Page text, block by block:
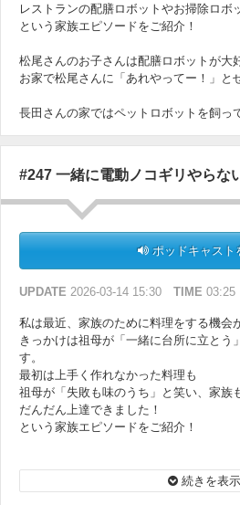
レストランの配膳ロボットやお掃除ロボ
という家族エピソードをご紹介！
松尾さんのお子さんは配膳ロボットが大
お家で松尾さんに「あれやってー！」と
長田さんの家ではペットロボットを飼っ
#247 一緒に電動ノコギリやらな
ポッドキャスト
UPDATE 2026-03-14 15:30 TIME 03:25
私は最近、家族のために料理をする機会
きっかけは祖母が「一緒に台所に立とう
す。
最初は上手く作れなかった料理も
祖母が「失敗も味のうち」と笑い、家族
だんだん上達できました！
という家族エピソードをご紹介！
長田さんのおばあちゃんが作ってくれた
続きを表示